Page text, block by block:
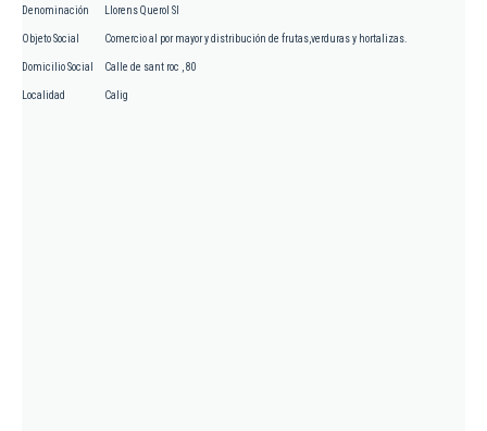
Denominación Llorens Querol Sl
Objeto Social Comercio al por mayor y distribución de frutas,verduras y hortalizas.
Domicilio Social Calle de sant roc , 80
Localidad Calig